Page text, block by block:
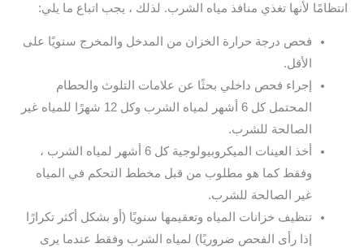
انتظامًا لأنها تغذي منافذ مياه الشرب. لذلك ، يجب اتباع ما يلي:
فحص درجة حرارة الخزان من المدخل والمخرج سنويًا على
الأقل.
إجراء فحص داخلي بحثًا عن علامات التلوث والحطام
المحتمل كل 6 أشهر لمياه الشرب وكل 12 شهرًا للمياه غير
الصالحة للشرب.
أخذ العينات الميكروبيولوجية كل 6 أشهر لمياه الشرب ،
وفقط كما هو مطلوب من قبل مخطط التحكم في المياه
غير الصالحة للشرب.
تنظيف خزانات المياه وتعقيمها سنويًا (أو بشكل أكثر تكرارًا
إذا رأى الفحص ضروريًا) لمياه الشرب وفقط عندما يرى